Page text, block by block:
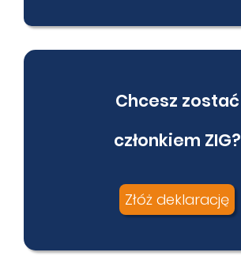
Chcesz zostać
członkiem ZIG?
Złóż deklarację